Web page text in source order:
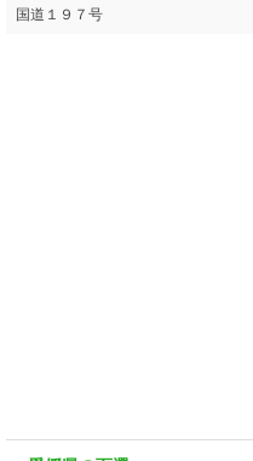
国道１９７号